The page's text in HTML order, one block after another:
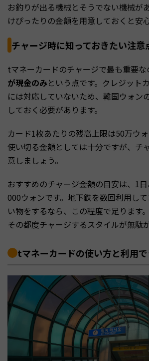
お釣りが出る機械とそうでない機械が
けぴったりの金額を用意しておくと安心
チャージ時に知っておきたい注意
tマネーカードのチャージで最も重要な
が現金のみという点です。クレジット
には対応していないため、韓国ウォン
しておく必要があります。
カード1枚あたりの残高上限は50万ウ
使い切る金額としては十分ですが、チ
意しましょう。
おすすめのチャージ金額の目安は、1
000ウォンです。地下鉄を数回利用し
い物をするなら、この程度で足ります
その都度チャージするスタイルが無駄
tマネーカードの使い方と利用